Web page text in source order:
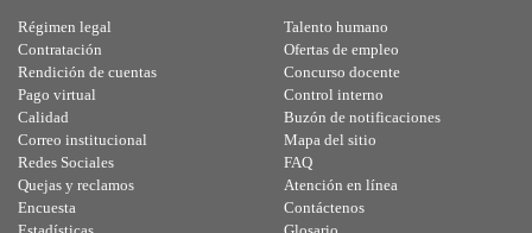
Régimen legal
Contratación
Rendición de cuentas
Pago virtual
Calidad
Talento humano
Ofertas de empleo
Concurso docente
Control interno
Buzón de notificaciones
Correo institucional
Redes Sociales
Quejas y reclamos
Encuesta
Mapa del sitio
FAQ
Atención en línea
Contáctenos